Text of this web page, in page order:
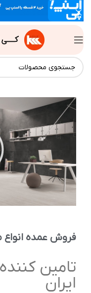
فروش عمده انواع
تامین کننده
ایران